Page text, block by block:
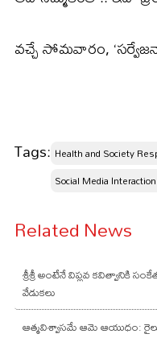
వచ్చే సోమవారం,
Tags: Health and Society
Social Media
Related News
శ్రీశ్రీ అంటేనే విప్లవ కవిత్వానికి
వేడుకలు
ఆత్మవిశ్వాసమే ఆమె ఆయుధం: